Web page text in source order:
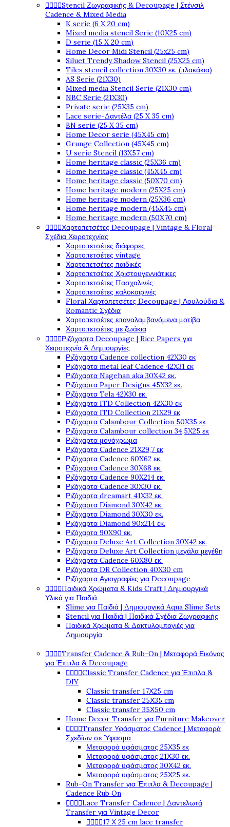
Stencil Ζωγραφικής & Decoupage | Στένσιλ
Cadence & Mixed Media
K serie (6 X 20 cm)
Mixed media stencil Serie (10X25 cm)
D serie (15 X 20 cm)
Home Decor Midi Stencil (25x25 cm)
Siluet Trendy Shadow Stencil (25X25 cm)
Tiles stencil collection 30X30 εκ. (πλακάκια)
AS Serie (21X30)
Mixed media Stencil Serie (21X30 cm)
NBC Serie (21X30)
Private serie (25X35 cm)
Lace serie-Δαντέλα (25 X 35 cm)
BN serie (25 X 35 cm)
Home Decor serie (45X45 cm)
Grunge Collection (45X45 cm)
U serie Stencil (13X57 cm)
Home heritage classic (25X36 cm)
Home heritage classic (45X45 cm)
Home heritage classic (50X70 cm)
Home heritage modern (25X25 cm)
Home heritage modern (25X36 cm)
Home heritage modern (45X45 cm)
Home heritage modern (50X70 cm)
Χαρτοπετσέτες Decoupage | Vintage & Floral
Σχέδια Χειροτεχνίας
Χαρτοπετσέτες διάφορες
Χαρτοπετσέτες vintage
Χαρτοπετσέτες παιδικές
Χαρτοπετσέτες Χριστουγεννιάτικες
Χαρτοπετσέτες Πασχαλινές
Χαρτοπετσέτες καλοκαιρινές
Floral Χαρτοπετσέτες Decoupage | Λουλούδια &
Romantic Σχέδια
Χαρτοπετσέτες επαναλαμβανόμενα μοτίβα
Χαρτοπετσέτες με ζωάκια
Ριζόχαρτα Decoupage | Rice Papers για
Χειροτεχνία & Δημιουργίες
Ριζόχαρτα Cadence collection 42X30 εκ
Ριζόχαρτα metal leaf Cadence 42X31 εκ
Ριζόχαρτα Nagehan aka 30X42 εκ.
Ριζόχαρτα Paper Designs 45X32 εκ.
Ριζόχαρτα Tela 42Χ30 εκ.
Ριζόχαρτα ITD Collection 42X30 εκ
Ριζόχαρτα ITD Collection 21X29 εκ
Ριζόχαρτα Calambour Collection 50X35 εκ
Ριζόχαρτα Calambour collection 34,5X25 εκ
Ριζόχαρτα μονόχρωμα
Ριζόχαρτα Cadence 21Χ29,7 εκ
Ριζόχαρτα Cadence 60X62 εκ.
Ριζόχαρτα Cadence 30X68 εκ.
Ριζόχαρτα Cadence 90X214 εκ.
Ριζόχαρτα Cadence 30X30 εκ.
Ριζόχαρτα dreamart 41X32 εκ.
Ριζόχαρτα Diamond 30X42 εκ.
Ριζόχαρτα Diamond 30X30 εκ.
Ριζόχαρτα Diamond 90x214 εκ.
Ριζόχαρτα 90X90 εκ.
Ριζόχαρτα Deluxe Art Collection 30X42 εκ.
Ριζόχαρτα Deluxe Art Collection μεγάλα μεγέθη
Ριζόχαρτα Cadence 60X80 εκ.
Ριζόχαρτα DR Collection 40X30 cm
Ριζόχαρτα Αγιογραφίες για Decoupage
Παιδικά Χρώματα & Kids Craft | Δημιουργικά
Υλικά για Παιδιά
Slime για Παιδιά | Δημιουργικά Aqua Slime Sets
Stencil για Παιδιά | Παιδικά Σχέδια Ζωγραφικής
Παιδικά Χρώματα & Δακτυλομπογιές για
Δημιουργία
Transfer Cadence & Rub-On | Μεταφορά Εικόνας
για Έπιπλα & Decoupage
Classic Transfer Cadence για Έπιπλα &
DIY
Classic transfer 17Χ25 cm
Classic transfer 25Χ35 cm
Classic transfer 35Χ50 cm
Home Decor Transfer για Furniture Makeover
Transfer Υφάσματος Cadence | Μεταφορά
Σχεδίων σε Ύφασμα
Μεταφορά υφάσματος 25Χ35 εκ
Μεταφορά υφάσματος 21Χ30 εκ.
Μεταφορά υφάσματος 30Χ42 εκ.
Μεταφορά υφάσματος 25Χ25 εκ.
Rub-On Transfer για Έπιπλα & Decoupage |
Cadence Rub On
Lace Transfer Cadence | Δαντελωτά
Transfer για Vintage Decor
17 Χ 25 cm lace transfer